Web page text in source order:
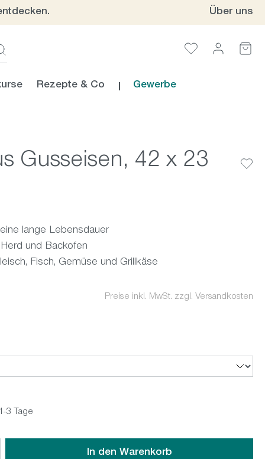
Über uns
Rezepte & Co Gewerbe
Gusseisen, 42 x 23
lange Lebensdauer
und Backofen
Fisch, Gemüse und Grillkäse
Preise inkl. MwSt. zzgl. Versandkosten
3 Tage
In den Warenkorb